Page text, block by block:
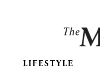
LIFESTYLE